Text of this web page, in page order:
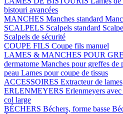
bistouri avancées
MANCHES Manches standard
SCALPELS Scalpels standard
Scalpels de sécurité
COUPE FILS Coupe fils manuel
LAMES & MANCHES POUR
dermatome Manches pour greffes de
peau Lames pour coupe de tissus
ACCESSOIRES Extracteur de lames
ERLENMEYERS Erlenmeyers
col large
BÉCHERS Béchers, forme basse